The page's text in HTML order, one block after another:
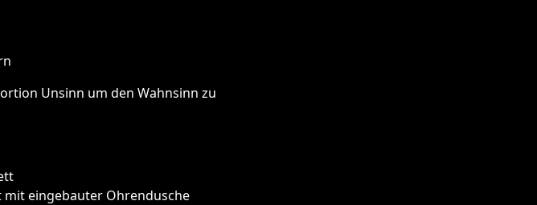
Unsinn um den Wahnsinn zu
mit eingebauter Ohrendusche